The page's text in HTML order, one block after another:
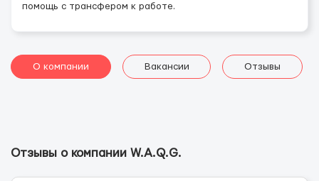
помощь с трансфером к работе.
О компании Вакансии Отзывы
Отзывы о компании W.A.Q.G.